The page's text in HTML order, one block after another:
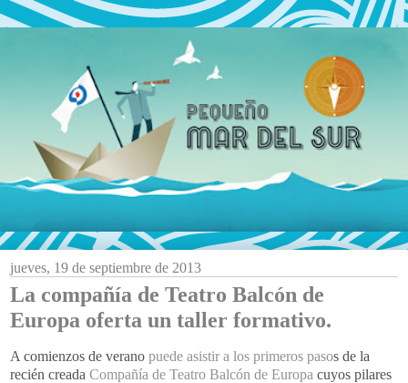
jueves, 19 de septiembre de 2013
La compañía de Teatro Balcón de
Europa oferta un taller formativo.
A comienzos de verano puede asistir a los primeros pasos de la
recién creada Compañía de Teatro Balcón de Europa cuyos pilares